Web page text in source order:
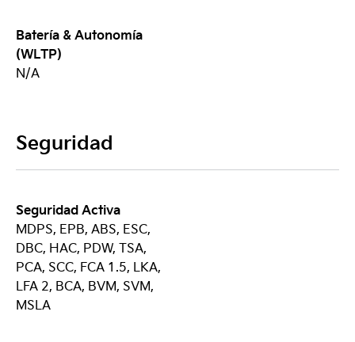
Batería & Autonomía
(WLTP)
N/A
Seguridad
Seguridad Activa
MDPS, EPB, ABS, ESC,
DBC, HAC, PDW, TSA,
PCA, SCC, FCA 1.5, LKA,
LFA 2, BCA, BVM, SVM,
MSLA